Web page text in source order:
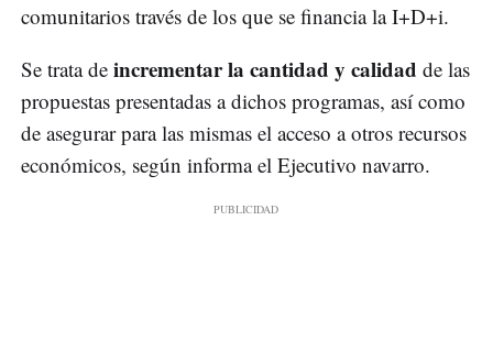
comunitarios través de los que se financia la I+D+i.
Se trata de incrementar la cantidad y calidad de las
propuestas presentadas a dichos programas, así como
de asegurar para las mismas el acceso a otros recursos
económicos, según informa el Ejecutivo navarro.